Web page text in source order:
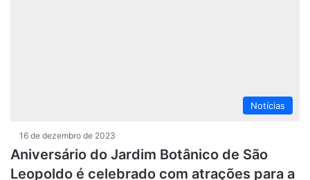
Notícias
16 de dezembro de 2023
Aniversário do Jardim Botânico de São
Leopoldo é celebrado com atrações para a